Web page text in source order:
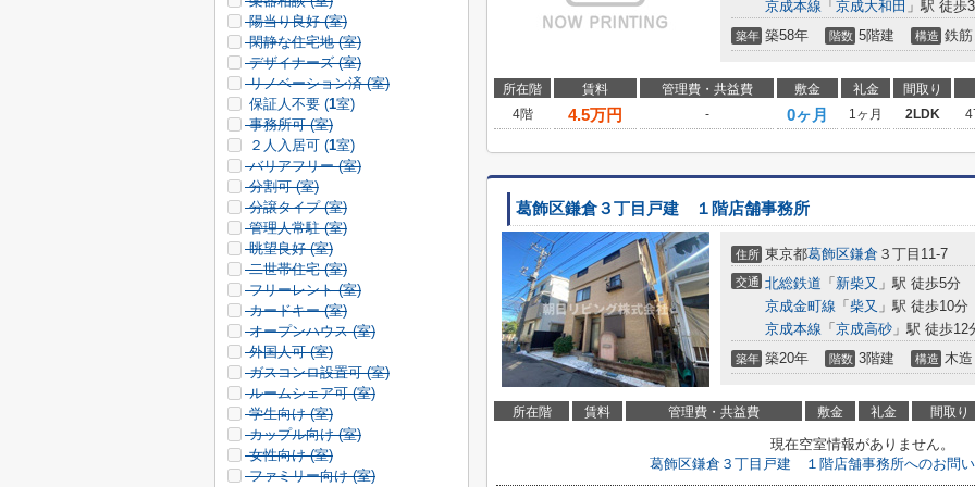
京成本線 「 京成大和田 」駅 徒歩
築年 築58年 階数 5階建 構造 鉄
所在階 賃料 管理費・共益費 敷金 礼金
間取り
4階
4.5万円 - 0ヶ月 1ヶ月 2LDK
葛飾区鎌倉３丁目戸建 １階店舗事務所
住所 東京都葛飾区鎌倉 ３丁目11-7
交通 北総鉄道 「 新柴又 」駅 徒歩5分
京成金町線 「 柴又 」駅 徒歩10分
京成本線 「 京成高砂 」駅 徒歩12
築年 築20年 階数 3階建 構造 木造
所在階 賃料 管理費・共益費 敷金 礼金 間取り
現在空室情報がありません。
葛飾区鎌倉３丁目戸建 １階店舗事務所へのお問
陽当り良好 (室)
閑静な住宅地 (室)
デザイナーズ (室)
リノベーション済 (室)
保証人不要 (1室)
事務所可 (室)
２人入居可 (1室)
バリアフリー (室)
分割可 (室)
分譲タイプ (室)
管理人常駐 (室)
眺望良好 (室)
二世帯住宅 (室)
フリーレント (室)
カードキー (室)
オープンハウス (室)
外国人可 (室)
ガスコンロ設置可 (室)
ルームシェア可 (室)
学生向け (室)
カップル向け (室)
女性向け (室)
ファミリー向け (室)